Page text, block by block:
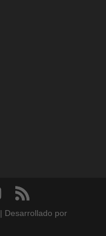
| Desarrollado por